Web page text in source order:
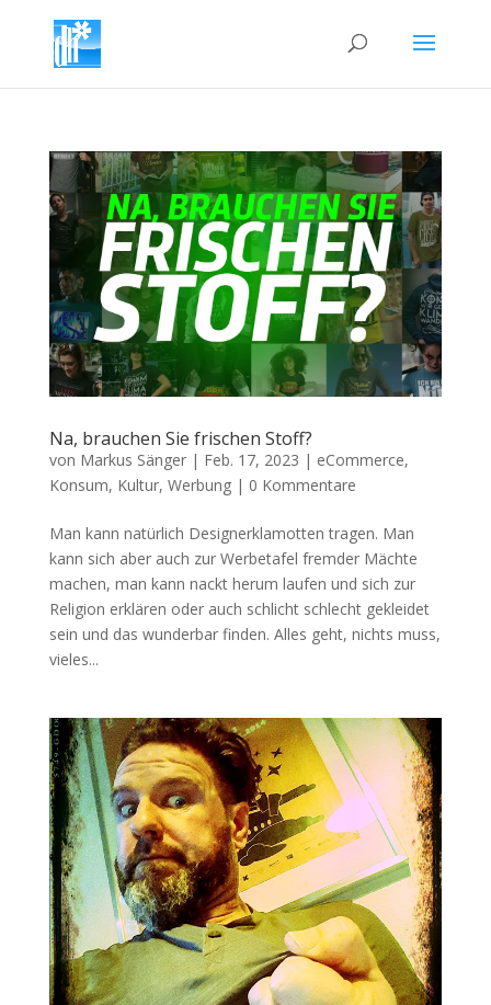
Na, brauchen Sie frischen Stoff?
von Markus Sänger| Feb. 17, 2023 | eCommerce,
Konsum, Kultur, Werbung| 0 Kommentare
Man kann natürlich Designerklamotten tragen. Man
kann sich aber auch zur Werbetafel fremder Mächte
machen, man kann nackt herum laufen und sich zur
Religion erklären oder auch schlicht schlecht gekleidet
sein und das wunderbar finden. Alles geht, nichts muss,
vieles...